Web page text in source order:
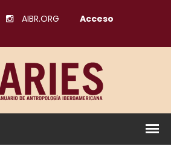
AIBR.ORG Acceso